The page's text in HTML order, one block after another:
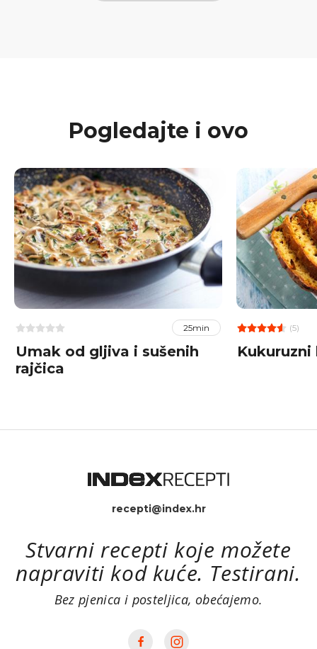
Pogledajte i ovo
25min
Umak od gljiva i sušenih
rajčica
(5)
Kukuruzni
recepti@index.hr
Stvarni recepti koje možete
napraviti kod kuće. Testirani.
Bez pjenica i posteljica, obećajemo.